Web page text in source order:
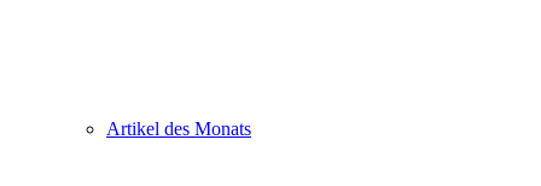
Artikel des Monats